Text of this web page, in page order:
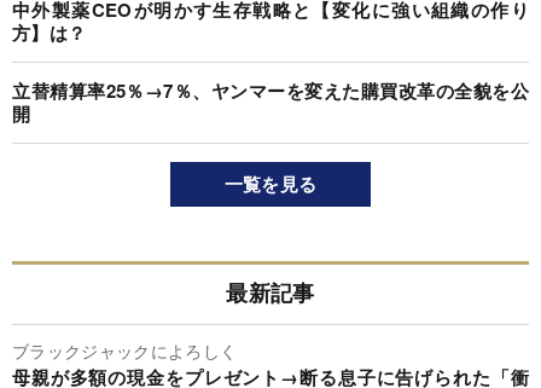
中外製薬CEOが明かす生存戦略と【変化に強い組織の作り
方】は？
立替精算率25％→7％、ヤンマーを変えた購買改革の全貌を公
開
一覧を見る
最新記事
ブラックジャックによろしく
母親が多額の現金をプレゼント→断る息子に告げられた「衝